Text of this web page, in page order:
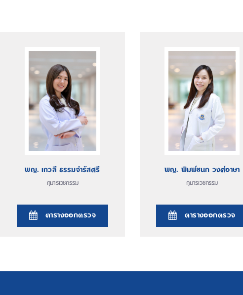
กุมารเวชกรรม
พญ. เกวลี ธรรมจำรัสศรี
ตารางออกตรวจ
กุมารเวชกรรม
พญ. พิมพ์ชนก วงศ์อาษา
ตารางออกตรวจ